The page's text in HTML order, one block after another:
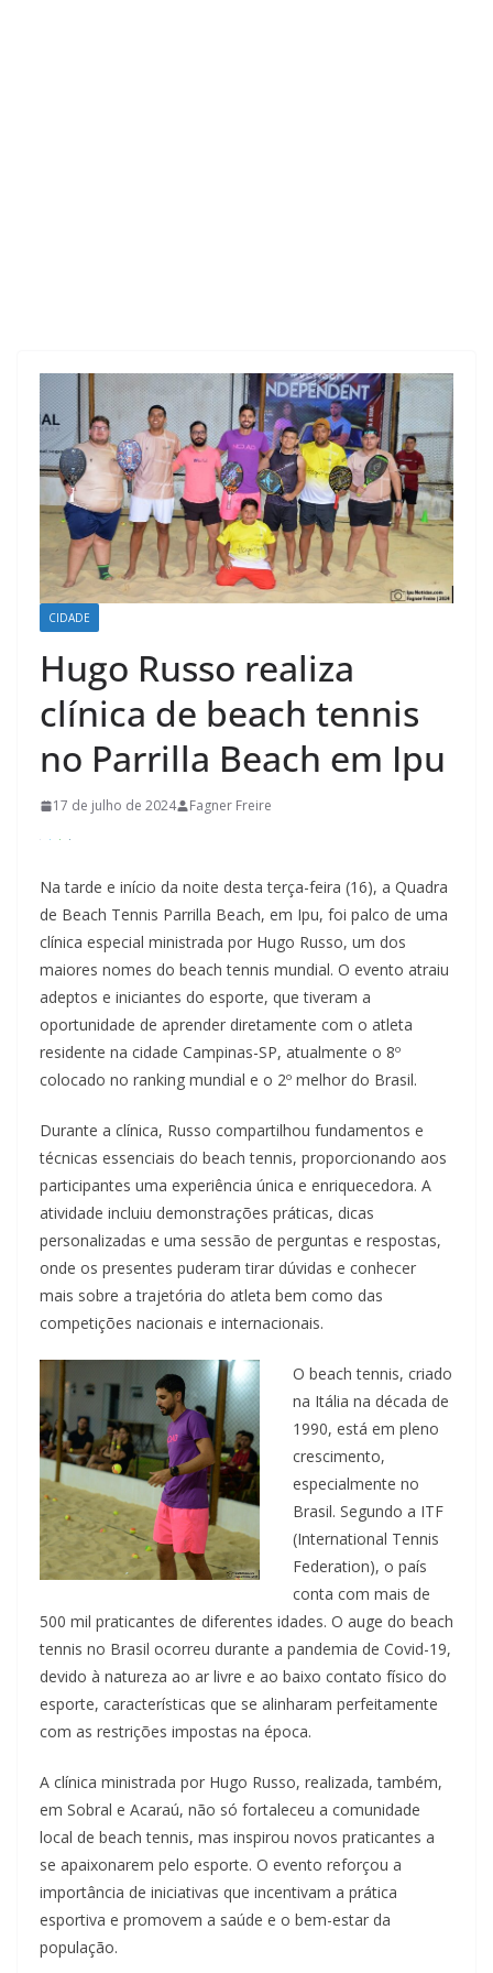
CIDADE
Hugo Russo realiza
clínica de beach tennis
no Parrilla Beach em Ipu
17 de julho de 2024 Fagner Freire
Na tarde e início da noite desta terça-feira (16), a Quadra
de Beach Tennis Parrilla Beach, em Ipu, foi palco de uma
clínica especial ministrada por Hugo Russo, um dos
maiores nomes do beach tennis mundial. O evento atraiu
adeptos e iniciantes do esporte, que tiveram a
oportunidade de aprender diretamente com o atleta
residente na cidade Campinas-SP, atualmente o 8º
colocado no ranking mundial e o 2º melhor do Brasil.
Durante a clínica, Russo compartilhou fundamentos e
técnicas essenciais do beach tennis, proporcionando aos
participantes uma experiência única e enriquecedora. A
atividade incluiu demonstrações práticas, dicas
personalizadas e uma sessão de perguntas e respostas,
onde os presentes puderam tirar dúvidas e conhecer
mais sobre a trajetória do atleta bem como das
competições nacionais e internacionais.
O beach tennis, criado
na Itália na década de
1990, está em pleno
crescimento,
especialmente no
Brasil. Segundo a ITF
(International Tennis
Federation), o país
conta com mais de
500 mil praticantes de diferentes idades. O auge do beach
tennis no Brasil ocorreu durante a pandemia de Covid-19,
devido à natureza ao ar livre e ao baixo contato físico do
esporte, características que se alinharam perfeitamente
com as restrições impostas na época.
A clínica ministrada por Hugo Russo, realizada, também,
em Sobral e Acaraú, não só fortaleceu a comunidade
local de beach tennis, mas inspirou novos praticantes a
se apaixonarem pelo esporte. O evento reforçou a
importância de iniciativas que incentivam a prática
esportiva e promovem a saúde e o bem-estar da
população.